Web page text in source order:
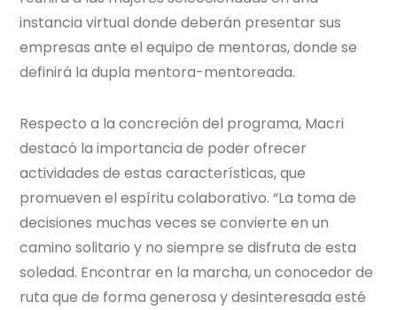
instancia virtual donde deberán presentar sus
empresas ante el equipo de mentoras, donde se
definirá la dupla mentora-mentoreada.
Respecto a la concreción del programa, Macri
destacó la importancia de poder ofrecer
actividades de estas características, que
promueven el espíritu colaborativo. “La toma de
decisiones muchas veces se convierte en un
camino solitario y no siempre se disfruta de esta
soledad. Encontrar en la marcha, un conocedor de
ruta que de forma generosa y desinteresada esté